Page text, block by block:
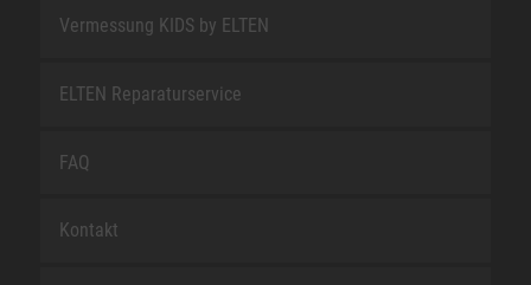
Vermessung KIDS by ELTEN
ELTEN Reparaturservice
FAQ
Kontakt